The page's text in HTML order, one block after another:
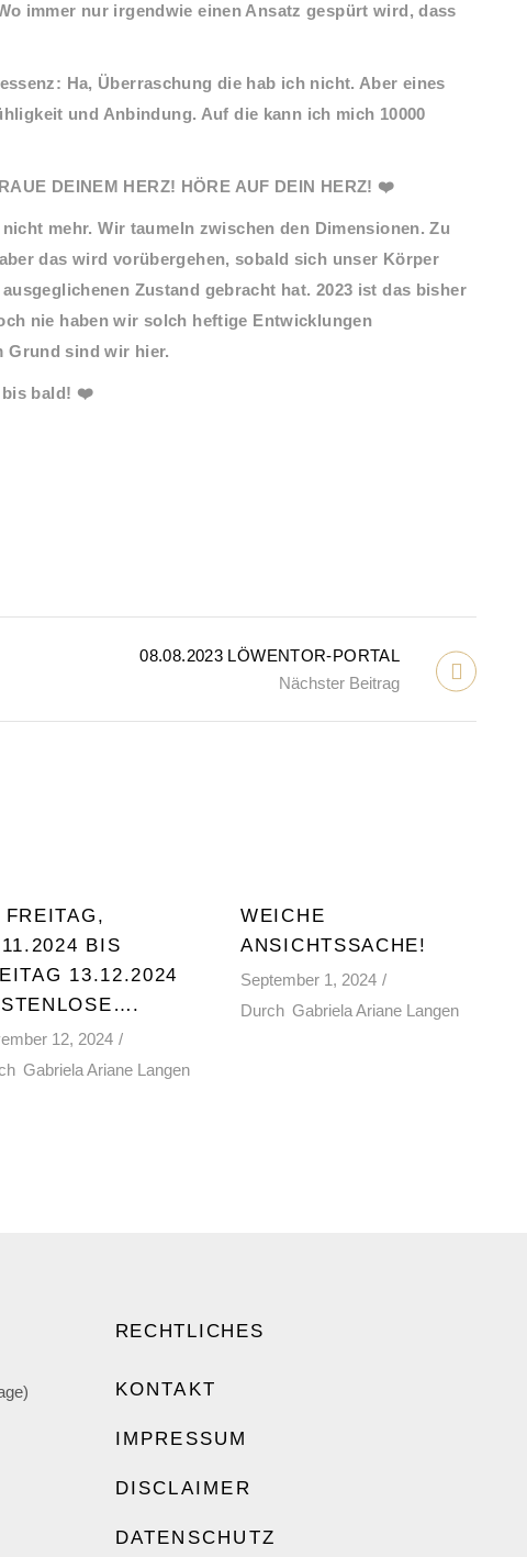
immer nur irgendwie einen Ansatz gespürt wird, dass
Ha, Überraschung die hab ich nicht. Aber eines
und Anbindung. Auf die kann ich mich 10000
DEINEM HERZ! HÖRE AUF DEIN HERZ! ❤️
mehr. Wir taumeln zwischen den Dimensionen. Zu
das wird vorübergehen, sobald sich unser Körper
Zustand gebracht hat. 2023 ist das bisher
nie haben wir solch heftige Entwicklungen
Grund sind wir hier.
bis bald! ❤️
08.08.2023 LÖWENTOR-PORTAL
Nächster Beitrag
FREITAG,
BIS
13.12.2024
12, 2024
Gabriela Ariane Langen
WEICHE
ANSICHTSSACHE!
September 1, 2024
Durch Gabriela Ariane Langen
RECHTLICHES
KONTAKT
IMPRESSUM
DISCLAIMER
DATENSCHUTZ